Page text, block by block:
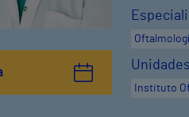
Instituto